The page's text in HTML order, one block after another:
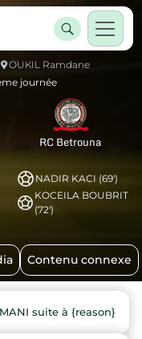
OUKIL Ramdane
journée
RC Betrouna
NADIR KACI (69')
KOCEILA BOUBRIT
(72')
Contenu connexe
suite à {reason}